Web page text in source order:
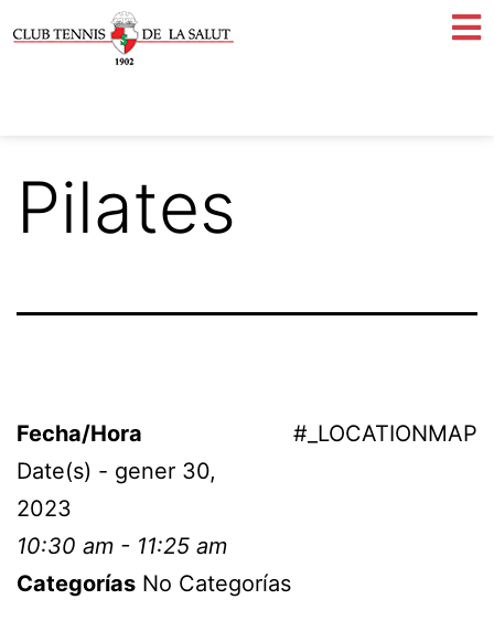
Pilates
#_LOCATIONMAP
Fecha/Hora
Date(s) - gener 30,
2023
10:30 am - 11:25 am
Categorías No Categorías